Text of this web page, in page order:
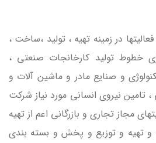
در زمينه تهيه ، توليد ،ساخت ،
خطوط توليد کارخانجات صنعتي ،
و صنايع مادر و ماشين آلات و
تامين نيروي انساني مورد نياز شرکت
مجاز تجاري و بازرگاني اعم از تهيه
و تهيه و توزيع و پخش و بسته بندي